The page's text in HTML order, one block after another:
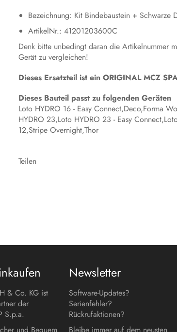
Bezeichnung: Kit Bindebaustein + Schwarze
ArtikelNr.: 41201203600C
Denk bitte unbedingt daran die Artikelnummer
Gerät zu vergleichen!
Dieses Ersatzteil ist ein ORIGINAL MCZ
Dieses Bauteil passt zu folgenden Geräten
Loto HYDRO 16 - Easy Connect,Deco,Forma
HYDRO 23,Loto HYDRO 23 - Easy
12,Stripe Overnight,Thor
Teilen
& Co. KG ist
der
S.p.a.
und Bequem
Newsletter
Software-Updates?
Serienfehler?
Rückrufaktionen?
Bleibe immer auf dem neusten